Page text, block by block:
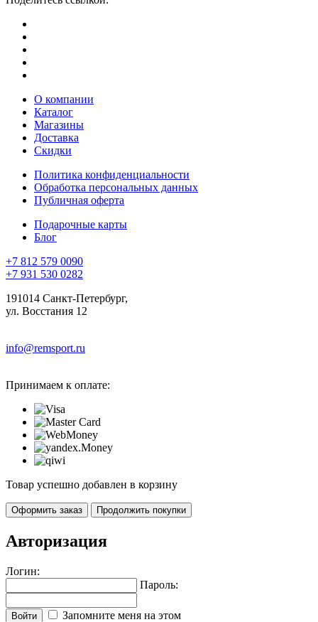
О компании
Каталог
Магазины
Доставка
Скидки
Политика конфиденциальности
Обработка персональных данных
Публичная оферта
Подарочные карты
Блог
+7 812 579 0090
+7 931 530 0282
191014 Санкт-Петербург,
ул. Восстания 12
info@remsport.ru
Принимаем к оплате:
Товар успешно добавлен в корзину
Оформить заказ Продолжить покупки
Авторизация
Логин:
Пароль:
Войти
Запомните меня на этом